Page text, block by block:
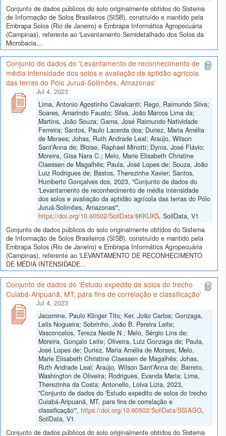
Conjunto de dados públicos do solo originalmente obtidos do Sistema
de Informação de Solos Brasileiros (SISB), construído e mantido pela
Embrapa Solos (Rio de Janeiro) e Embrapa Informática Agropecuária
(Campinas), referente ao 'Levantamento Semidetalhado dos Solos da
Microbacia...
Conjunto de dados do 'Levantamento de reconhecimento de
média intensidade dos solos e avaliação da aptidão agrícola
das terras do Pólo Juruá-Solimões, Amazonas'
Jul 4, 2023
Lima, Antonio Agostinho Cavalcanti; Rego, Raimundo Silva;
Soares, Amarindo Fausto; Silva, João Marcos Lima da;
Martins, João Souza; Gama, José Raimundo Natividade
Ferreira; Santos, Paulo Lacerda dos; Duriez, Maria Amélia
de Moraes; Johas, Ruth Andrade Leal; Araújo, Wilson
Sant'Anna de; Bloise, Raphael Minotti; Dynia, José Flávio;
Moreira, Gisa Nara C.; Melo, Marie Elisabeth Christine
Claessen de Magalhẽs; Paula, José Lopes de; Souza, João
Luiz Rodrigues de; Bastos, Therezinha Xavier; Santos,
Humberto Gonçalves dos, 2023, "Conjunto de dados do
'Levantamento de reconhecimento de média intensidade
dos solos e avaliação da aptidão agrícola das terras do Pólo
Juruá-Solimões, Amazonas'",
https://doi.org/10.60502/SoilData/8KKUKS, SoilData, V1
Conjunto de dados públicos do solo originalmente obtidos do Sistema
de Informação de Solos Brasileiros (SISB), construído e mantido pela
Embrapa Solos (Rio de Janeiro) e Embrapa Informática Agropecuária
(Campinas), referente ao 'LEVANTAMENTO DE RECONHECIMENTO
DE MÉDIA INTENSIDADE...
Conjunto de dados do 'Estudo expedito de solos do trecho
Cuiabá-Aripuanã, MT, para fins de correlação e classificação'
Jul 4, 2023
Jacomine, Paulo Klinger Tito; Ker, João Carlos; Gonzaga,
Lelis Nogueira; Sobrinho, João B. Pereira Leite;
Vasconcelos, Tereza Neide N.; Melo, Sérgio Lins de;
Moreira, Gonçalo Leite; Oliveira, Luiz Gonzaga de; Paula,
José Lopes de; Duriez, Maria Amélia de Moraes; Melo,
Marie Elisabeth Christine Claessen de Magalhẽs; Johas,
Ruth Andrade Leal; Araújo, Wilson Sant'Anna de; Barreto,
Washington de Oliveira; Rodrigues, Evanda Maria; Lima,
Therezinha da Costa; Antonello, Loiva Lizia, 2023,
"Conjunto de dados do 'Estudo expedito de solos do trecho
Cuiabá-Aripuanã, MT, para fins de correlação e
classificação'", https://doi.org/10.60502/SoilData/SSIAGO,
SoilData, V1
Conjunto de dados públicos do solo originalmente obtidos do Sistema